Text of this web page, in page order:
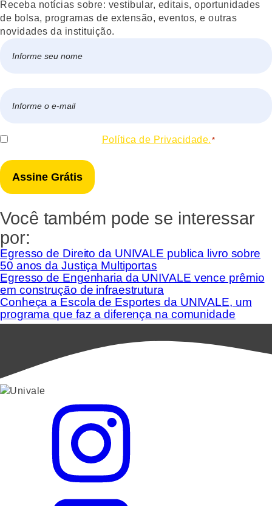
Receba notícias sobre: vestibular, editais, oportunidades
de bolsa, programas de extensão, eventos, e outras
novidades da instituição.
mail
Consentir Política de Privacidade. *
Você também pode se interessar
por:
Egresso de Direito da UNIVALE publica livro sobre
50 anos da Justiça Multiportas
Egresso de Engenharia da UNIVALE vence prêmio
em construção de infraestrutura
Conheça a Escola de Esportes da UNIVALE, um
programa que faz a diferença na comunidade